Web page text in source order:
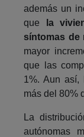
además un
que
la
síntomas de
mayor
que las
1%. Aun así,
más del 80%
La
autónomas